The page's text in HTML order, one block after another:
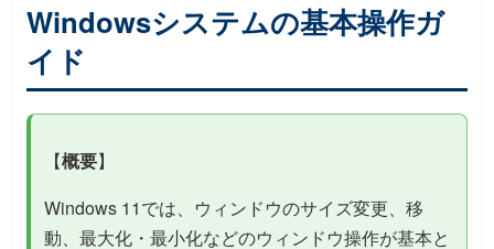
Windowsシステムの基本操作ガ
イド
【概要】
Windows 11では、ウィンドウのサイズ変更、移
動、最大化・最小化などのウィンドウ操作が基本と